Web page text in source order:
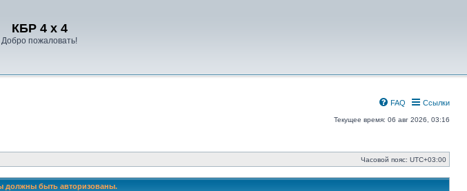
КБР 4 x 4
Добро пожаловать!
Ссылки
FAQ
Текущее время: 06 авг 2026, 03:16
Часовой пояс: UTC+03:00
должны быть авторизованы.